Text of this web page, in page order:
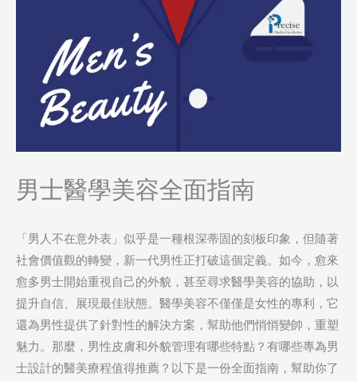
男士醫學美容全面指南
「男人不在意外表」似乎是一種根深蒂固的刻板印象，但隨著
社會價值觀的轉變，新一代男性正打破這個定義。如今，愈來
愈多男士開始重視自己的外貌，甚至尋求醫學美容的協助，以
提升自信、展現最佳狀態。醫學美容不僅僅是女性的專利，它
還為男性提供了針對性的解決方案，幫助他們悄悄變帥，重塑
魅力。那麼，男性皮膚和外貌管理有哪些特點？有哪些專為男
士設計的醫美療程值得推薦？以下是一份全面指南，幫助你了